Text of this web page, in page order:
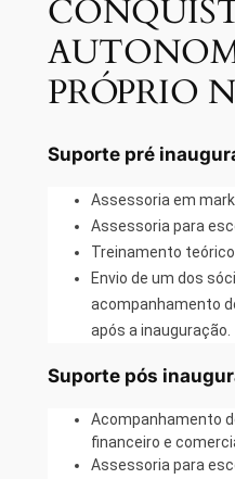
PRÓPRIO
Suporte pré
Assessoria em
Assessoria para
Treinamento
Envio de um dos
acompanhamento
após a inauguração.
Suporte pós
Acompanhamento
financeiro e
Assessoria para